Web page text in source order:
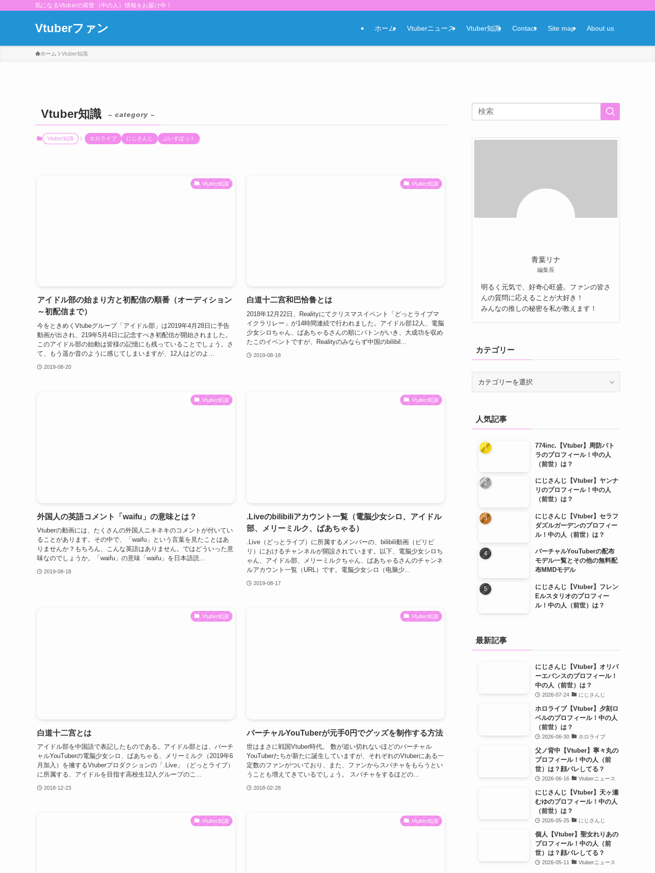
気になるVtuberの前世（中の人）情報をお届け中！
Vtuberファン ホーム Vtuberニュース Vtuber知識 Contact Site map About us
ホーム Vtuber知識
Vtuber知識 – category –
Vtuber知識 ホロライブ にじさんじ ぶいすぽっ！
Vtuber知識
アイドル部の始まり方と初配信の順番（オーディション
～初配信まで）
今をときめくVtubeグループ「アイドル部」は2019年4月28日に予告
動画が出され、219年5月4日に記念すべき初配信が開始されました。
このアイドル部の始動は皆様の記憶にも残っていることでしょう。さ
て、もう遥か昔のように感じてしまいますが、12人はどのよ...
2019-08-20
Vtuber知識
白道十二宫和巴恰鲁とは
2018年12月22日、Realityにてクリスマスイベント「どっとライブマ
イクラリレー」が14時間連続で行われました。アイドル部12人、電脳
少女シロちゃん、ばあちゃるさんの順にバトンがいき、大成功を収め
たこのイベントですが、Realityのみならず中国のbilibil...
2019-08-18
Vtuber知識
外国人の英語コメント「waifu」の意味とは？
Vtuberの動画には、たくさんの外国人ニキネキのコメントが付いてい
ることがあります。その中で、「waifu」という言葉を見たことはあ
りませんか？もちろん、こんな英語はありません。ではどういった意
味なのでしょうか。「waifu」の意味「waifu」を日本語読...
2019-08-18
Vtuber知識
.Liveのbilibiliアカウント一覧（電脳少女シロ、アイドル
部、メリーミルク、ばあちゃる）
.Live（どっとライブ）に所属するメンバーの、bilibili動画（ビリビ
リ）におけるチャンネルが開設されています。以下、電脳少女シロち
ゃん、アイドル部、メリーミルクちゃん、ばあちゃるさんのチャンネ
ルアカウント一覧（URL）です。電脳少女シロ（电脑少...
2019-08-17
Vtuber知識
白道十二宫とは
アイドル部を中国語で表記したものである。アイドル部とは、バーチ
ャルYouTuberの電脳少女シロ、ばあちゃる、メリーミルク（2019年6
月加入）を擁するVtuberプロダクションの「.Live」（どっとライブ）
に所属する、アイドルを目指す高校生12人グループのこ...
2018-12-23
Vtuber知識
バーチャルYouTuberが元手0円でグッズを制作する方法
世はまさに戦国Vtuber時代。 数が追い切れないほどのバーチャル
YouTuberたちが新たに誕生していますが、それぞれのVtuberにある一
定数のファンがついており、また、ファンからスパチャをもらうとい
うことも増えてきているでしょう。 スパチャをするほどの...
2018-02-28
Vtuber知識 Vtuber知識
青葉リナ
編集長
明るく元気で、好奇心旺盛。ファンの皆さ
んの質問に応えることが大好き！
みんなの推しの秘密を私が教えます！
カテゴリー
人気記事
774inc.【Vtuber】周防パト
ラのプロフィール！中の人
（前世）は？
にじさんじ【Vtuber】ヤンナ
リのプロフィール！中の人
（前世）は？
にじさんじ【Vtuber】セラフ
ダズルガーデンのプロフィー
ル！中の人（前世）は？
バーチャルYouTuberの配布
モデル一覧とその他の無料配
布MMDモデル
にじさんじ【Vtuber】フレン
Eルスタリオのプロフィー
ル！中の人（前世）は？
最新記事
にじさんじ【Vtuber】オリバ
ーエバンスのプロフィール！
中の人（前世）は？
2026-07-24 にじさんじ
ホロライブ【Vtuber】夕刻ロ
ベルのプロフィール！中の人
（前世）は？
2026-06-30 ホロライブ
父ノ背中【Vtuber】寧々丸の
プロフィール！中の人（前
世）は？顔バレしてる？
2026-06-16 Vtuberニュース
にじさんじ【Vtuber】天ヶ瀬
むゆのプロフィール！中の人
（前世）は？
2026-05-25 にじさんじ
個人【Vtuber】聖女れりあの
プロフィール！中の人（前
世）は？顔バレしてる？
2026-05-11 Vtuberニュース